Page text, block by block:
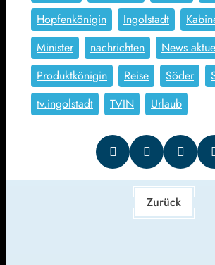
Hopfenkönigin
Ingolstadt
Minister
nachrichten
News
Produktkönigin
Reise Söder
tv.ingolstadt
TVIN Urlaub
Zurück